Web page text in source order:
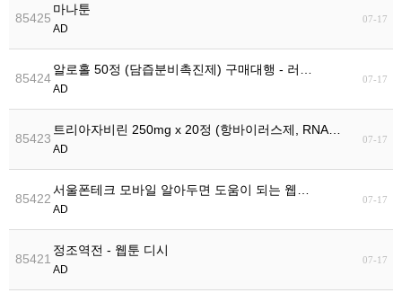
85425
마나툰
AD
07-17
85424
알로홀 50정 (담즙분비촉진제) 구매대행 - 러…
AD
07-17
85423
AD
07-17
85422
서울폰테크 모바일 알아두면 도움이 되는 웹…
AD
07-17
85421
정조역전 - 웹툰 디시
AD
07-17